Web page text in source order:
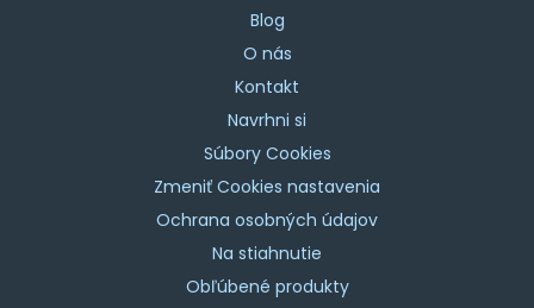
Blog
O nás
Kontakt
Navrhni si
Súbory Cookies
Zmeniť Cookies nastavenia
Ochrana osobných údajov
Na stiahnutie
Obľúbené produkty